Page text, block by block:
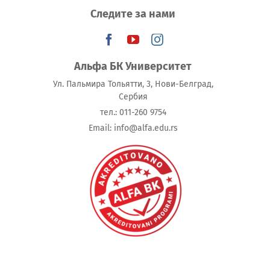
Следите за нами
Альфа БК Университет
Ул. Пальмира Тольятти, 3, Нови-Белград,
Сербия
тeл.: 011-260 9754
Email: info@alfa.edu.rs